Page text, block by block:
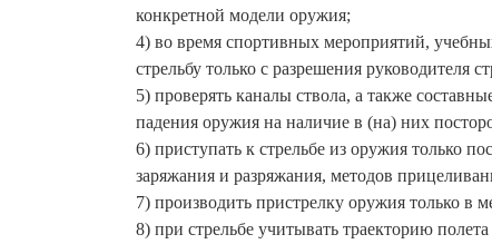
конкретной модели оружия;
4) во время спортивных мероприятий,
стрельбу только с разрешения руководителя
5) проверять каналы ствола, а также
падения оружия на наличие в (на) них
6) приступать к стрельбе из оружия только
заряжания и разряжания, методов
7) производить пристрелку оружия только в
8) при стрельбе учитывать траекторию